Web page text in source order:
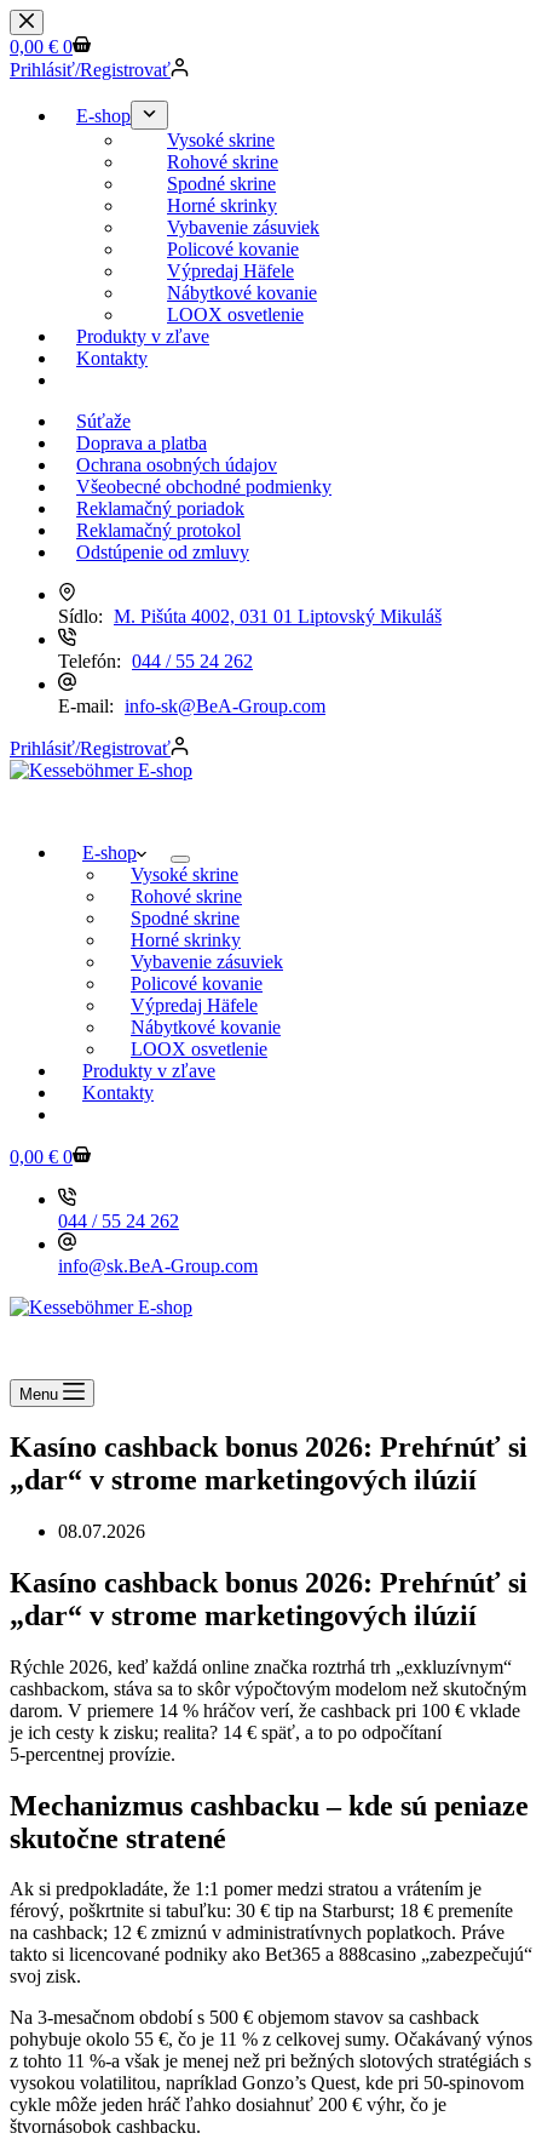
0,00 € 0
Prihlásiť/Registrovať
E-shop
Vysoké skrine
Rohové skrine
Spodné skrine
Horné skrinky
Vybavenie zásuviek
Policové kovanie
Výpredaj Häfele
Nábytkové kovanie
LOOX osvetlenie
Produkty v zľave
Kontakty
Súťaže
Doprava a platba
Ochrana osobných údajov
Všeobecné obchodné podmienky
Reklamačný poriadok
Reklamačný protokol
Odstúpenie od zmluvy
Sídlo: M. Pišúta 4002, 031 01 Liptovský Mikuláš
Telefón: 044 / 55 24 262
E-mail: info-sk@BeA-Group.com
Prihlásiť/Registrovať
E-shop
Vysoké skrine
Rohové skrine
Spodné skrine
Horné skrinky
Vybavenie zásuviek
Policové kovanie
Výpredaj Häfele
Nábytkové kovanie
LOOX osvetlenie
Produkty v zľave
Kontakty
0,00 € 0
044 / 55 24 262
info@sk.BeA-Group.com
Menu
Kasíno cashback bonus 2026: Prehŕnúť si
„dar“ v strome marketingových ilúzií
08.07.2026
Kasíno cashback bonus 2026: Prehŕnúť si
„dar“ v strome marketingových ilúzií
Rýchle 2026, keď každá online značka roztrhá trh „exkluzívnym“
cashbackom, stáva sa to skôr výpočtovým modelom než skutočným
darom. V priemere 14 % hráčov verí, že cashback pri 100 € vklade
je ich cesty k zisku; realita? 14 € späť, a to po odpočítaní
5‑percentnej provízie.
Mechanizmus cashbacku – kde sú peniaze
skutočne stratené
Ak si predpokladáte, že 1:1 pomer medzi stratou a vrátením je
férový, poškrtnite si tabuľku: 30 € tip na Starburst; 18 € premeníte
na cashback; 12 € zmiznú v administratívnych poplatkoch. Práve
takto si licencované podniky ako Bet365 a 888casino „zabezpečujú“
svoj zisk.
Na 3‑mesačnom období s 500 € objemom stavov sa cashback
pohybuje okolo 55 €, čo je 11 % z celkovej sumy. Očakávaný výnos
z tohto 11 %-a však je menej než pri bežných slotových stratégiách s
vysokou volatilitou, napríklad Gonzo’s Quest, kde pri 50‑spinovom
cykle môže jeden hráč ľahko dosiahnuť 200 € výhr, čo je
štvornásobok cashbacku.